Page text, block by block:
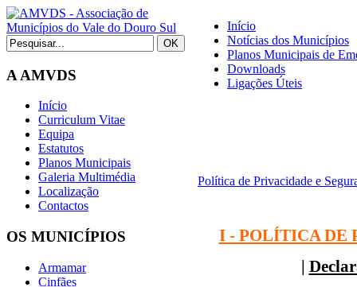
A AMVDS
Início
Curriculum Vitae
Equipa
Estatutos
Planos Municipais
Galeria Multimédia
Localização
Contactos
OS MUNICÍPIOS
Armamar
Cinfães
Início
Notícias dos Municípios
Planos Municipais de
Downloads
Ligações Úteis
Política de Privacidade e
I - POLÍTICA DE